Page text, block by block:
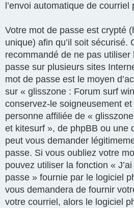
l’envoi automatique de
Votre mot de passe est crypté
unique) afin qu’il soit sécurisé.
recommandé de ne pas utiliser
passe sur plusieurs sites
mot de passe est le moyen
sur « glisszone : Forum surf
conservez-le soigneusement
personne affiliée de «
et kitesurf », de phpBB ou une
peut vous demander
passe. Si vous oubliez votre
pouvez utiliser la fonction «
passe » fournie par le logiciel
vous demandera de fournir
votre courriel, alors le logiciel